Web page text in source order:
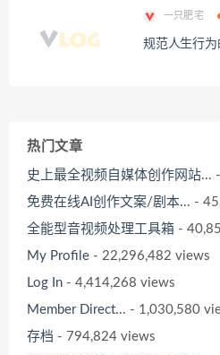
一只肥宅
规范人生行
热门文章
史上最全视频自媒体创作网站...
免费在线AI创作文案/剧本... -
全能型音视频处理工具箱 -
My Profile - 22,296,482 views
Log In - 4,414,268 views
Member Direct... - 1,030,580
存档 - 794,824 views